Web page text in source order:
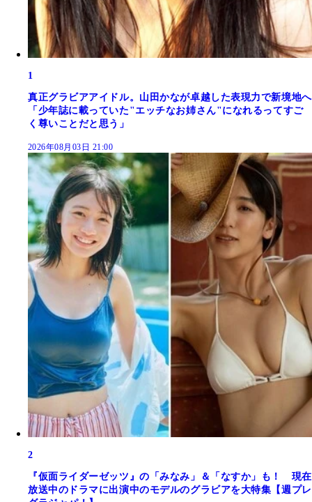
1
真正グラビアアイドル。山田かなが卓越した表現力で新境地へ
「少年誌に載っていた"エッチなお姉さん"になれるってすご
く尊いことだと思う」
2026年08月03日 21:00
2
『仮面ライダーゼッツ』の「みなみ」＆「なすか」も！ 現在
放送中のドラマに出演中のモデルのグラビアを大特集【週プレ